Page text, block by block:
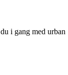
i gang med urban